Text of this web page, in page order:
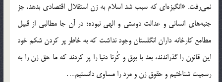
نمی‌رفت. «انگیزه‌ای که سبب شد اسلام به زن استقلال اقتصادی بدهد، جز
جنبه‌ها‌ی‌ انسانی و عدالت دوستی و الهی نبوده؛ در آن جا مطالبی از قبیل
مطامع کارخانه داران انگلستان وجود نداشت که به خاطر پر کردن شکم خود
این قانون را گذراندند، بعد با بوق و کُرنا دنیا را پر کردند که ما حق زن را به
رسمیت شناختیم و حقوق زن و مرد را مساوی دانستیم… .